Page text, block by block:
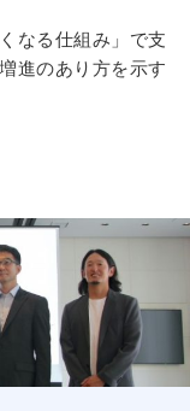
なる仕組み」で支
進のあり方を示す